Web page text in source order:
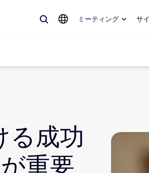
ミーティング サ
いるもの、トレンドになっているもの、話題
る成功
重要